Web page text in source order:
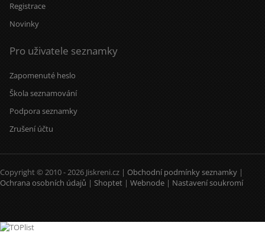
Registrace
Novinky
Pro uživatele seznamky
Zapomenuté heslo
Škola seznamování
Podpora seznamky
Zrušení účtu
Copyright © 2010 - 2026 Jiskreni.cz | Obchodní podmínky seznamky |
Ochrana osobních údajů | Shoptet | Webnode | Nastavení soukromí